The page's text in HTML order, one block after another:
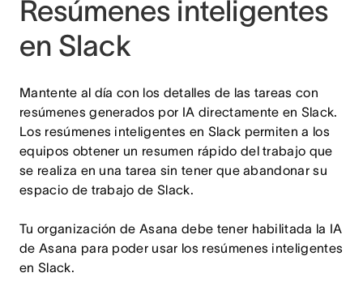
Resúmenes inteligentes
en Slack
Mantente al día con los detalles de las tareas con
resúmenes generados por IA directamente en Slack.
Los resúmenes inteligentes en Slack permiten a los
equipos obtener un resumen rápido del trabajo que
se realiza en una tarea sin tener que abandonar su
espacio de trabajo de Slack.
Tu organización de Asana debe tener habilitada la IA
de Asana para poder usar los resúmenes inteligentes
en Slack.